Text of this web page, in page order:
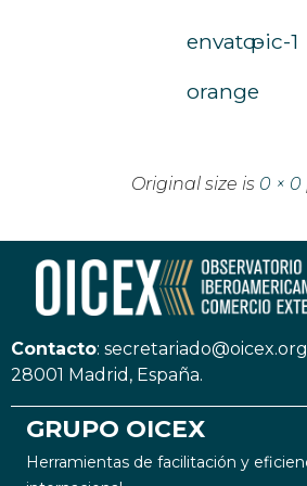
envato-
orange
pic-1
Original size is 0 × 0
Contacto: secretariado@oicex.org
28001 Madrid, España.
GRUPO OICEX
Herramientas de facilitación y